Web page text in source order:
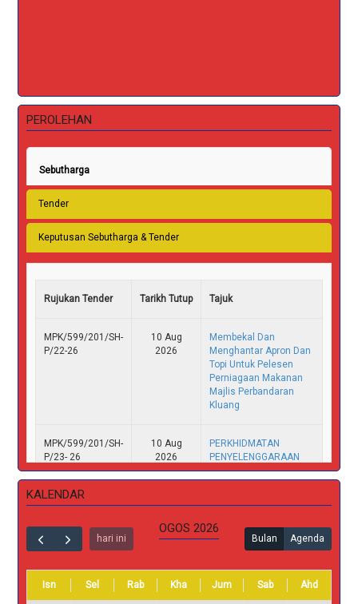
PEROLEHAN
Sebutharga
Tender
Keputusan Sebutharga & Tender
Rujukan Tender Tarikh Tutup Tajuk
MPK/599/201/SH-
P/22-26
10 Aug
2026
Membekal Dan
Menghantar Apron Dan
Topi Untuk Pelesen
Perniagaan Makanan
Majlis Perbandaran
Kluang
MPK/599/201/SH-
P/23- 26
10 Aug
2026
PERKHIDMATAN
PENYELENGGARAAN
POKOK TEDUHAN
KLUANG BAGI TAHUN
2026
MPK/599/201/SH-
P/24- 26
10 Aug
2026
PERKHIDMATAN
PENYELENGGARAAN
KALENDAR
hari ini
OGOS 2026
Bulan Agenda
Isn Sel Rab Kha Jum Sab Ahd